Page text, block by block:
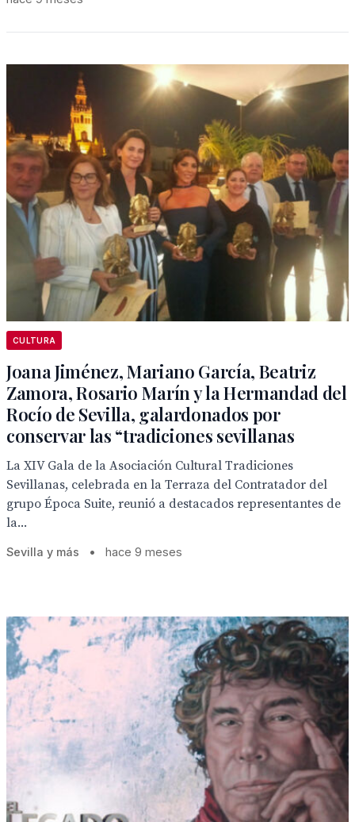
CULTURA
Joana Jiménez, Mariano García, Beatriz
Zamora, Rosario Marín y la Hermandad del
Rocío de Sevilla, galardonados por
conservar las “tradiciones sevillanas
La XIV Gala de la Asociación Cultural Tradiciones
Sevillanas, celebrada en la Terraza del Contratador del
grupo Época Suite, reunió a destacados representantes de
la...
Sevilla y más • hace 9 meses